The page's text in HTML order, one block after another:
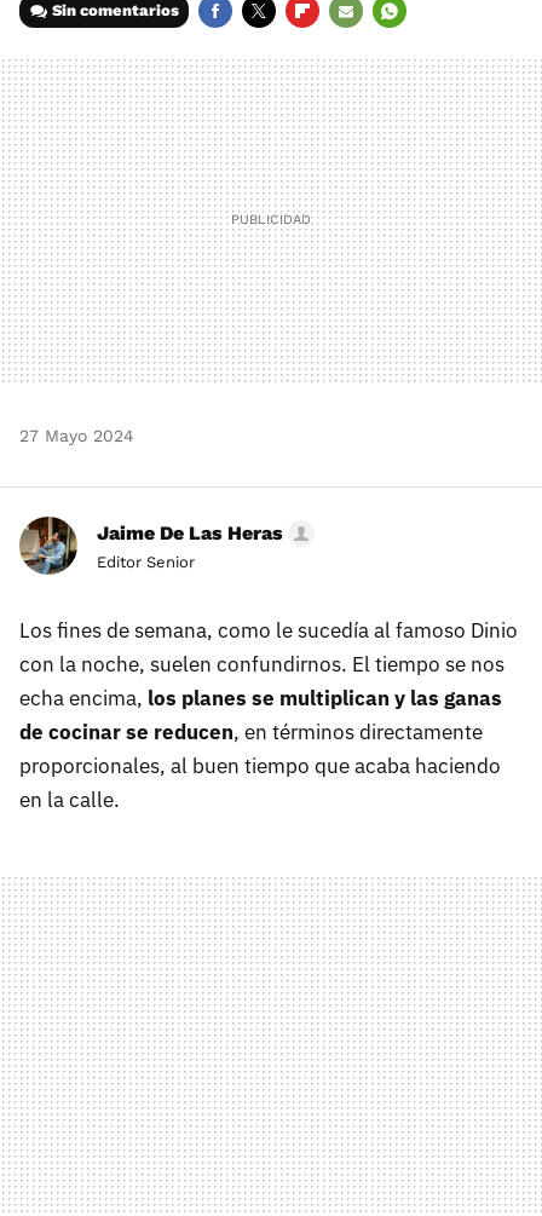
Sin comentarios
MAIL
27 Mayo 2024
Jaime De Las Heras
Editor Senior
Los fines de semana, como le sucedía al famoso Dinio
con la noche, suelen confundirnos. El tiempo se nos
echa encima, los planes se multiplican y las ganas
de cocinar se reducen, en términos directamente
proporcionales, al buen tiempo que acaba haciendo
en la calle.